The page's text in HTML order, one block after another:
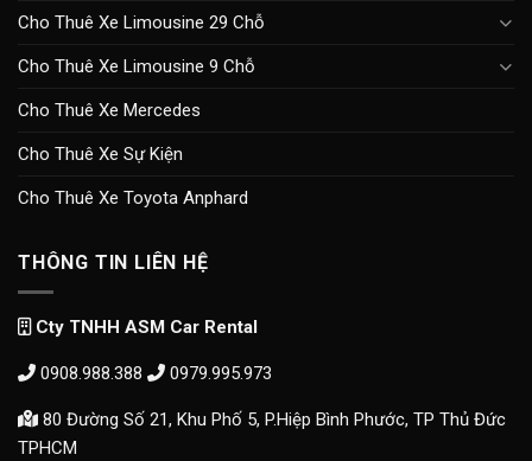
Cho Thuê Xe Limousine 29 Chỗ
Cho Thuê Xe Limousine 9 Chỗ
Cho Thuê Xe Mercedes
Cho Thuê Xe Sự Kiện
Cho Thuê Xe Toyota Anphard
THÔNG TIN LIÊN HỆ
Cty TNHH ASM Car Rental
0908.988.388 0979.995.973
80 Đường Số 21, Khu Phố 5, P.Hiệp Bình Phước, TP Thủ Đức
TPHCM